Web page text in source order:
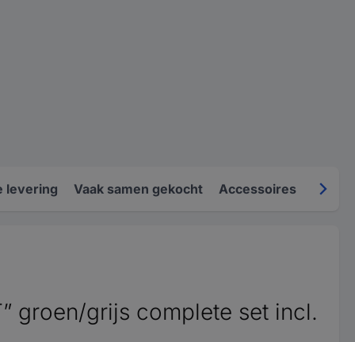
levering Vaak samen gekocht Accessoires
groen/grijs complete set incl.